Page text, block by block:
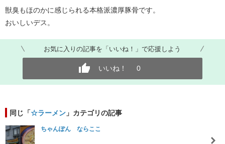
獣臭もほのかに感じられる本格派濃厚豚骨です。
おいしいデス。
お気に入りの記事を「いいね！」で応援しよう
いいね！ 0
同じ「☆ラーメン 」カテゴリの記事
ちゃんぽん ならここ